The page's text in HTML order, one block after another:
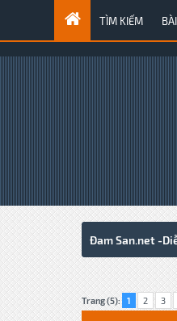
TÌM KIẾM
Đam San.net -
Trang (5): 1 2 3
0 Votes - 0
1
2
3
4
5